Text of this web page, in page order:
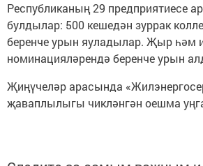
Республиканың 29 предприятиесе
булдылар: 500 кешедән зуррак
беренче урын яуладылар. Җыр һәм
номинацияләрендә беренче урын
Җиңүчеләр арасында
җаваплылыгы чикләнгән оешма